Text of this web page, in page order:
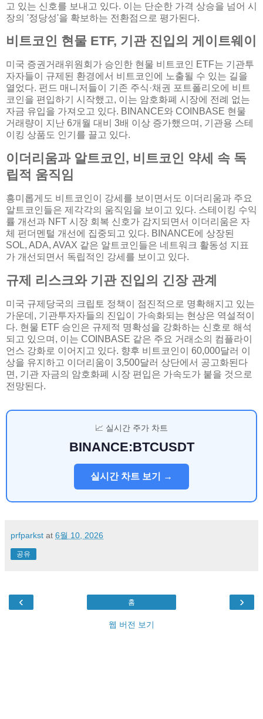
고 있는 신호를 보내고 있다. 이는 단순한 가격 상승을 넘어 시
장의 '정당성'을 확보하는 전환점으로 평가된다.
비트코인 현물 ETF, 기관 진입의 게이트웨이
미국 증권거래위원회가 승인한 현물 비트코인 ETF는 기관투
자자들이 규제된 환경에서 비트코인에 노출될 수 있는 길을
열었다. 펀드 매니저들이 기존 주식·채권 포트폴리오에 비트
코인을 편입하기 시작했고, 이는 암호화폐 시장에 전례 없는
자금 유입을 가져오고 있다. BINANCE와 COINBASE 현물
거래량이 지난 6개월 대비 3배 이상 증가했으며, 기관용 스테
이킹 상품도 인기를 끌고 있다.
이더리움과 알트코인, 비트코인 약세 속 독
립적 움직임
흥미롭게도 비트코인이 강세를 보이면서도 이더리움과 주요
알트코인들은 제각각의 움직임을 보이고 있다. 스테이킹 수익
률 개선과 NFT 시장 회복 신호가 감지되면서 이더리움은 자
체 펀더멘털 개선에 집중되고 있다. BINANCE에 상장된
SOL, ADA, AVAX 같은 알트코인들은 네트워크 활동성 지표
가 개선되면서 독립적인 강세를 보이고 있다.
규제 리스크와 기관 진입의 긴장 관계
미국 규제당국의 크립토 정책이 점진적으로 명확해지고 있는
가운데, 기관투자자들의 진입이 가속화되는 현상은 역설적이
다. 현물 ETF 승인은 규제적 명확성을 강화하는 신호로 해석
되고 있으며, 이는 COINBASE 같은 주요 거래소의 컴플라이
언스 강화로 이어지고 있다. 향후 비트코인이 60,000달러 이
상을 유지하고 이더리움이 3,500달러 상단에서 공고화된다
면, 기관 자금의 암호화폐 시장 편입은 가속도가 붙을 것으로
전망된다.
📈 실시간 주가 차트
BINANCE:BTCUSDT
실시간 차트 보기 →
prfparkst at 6월 10, 2026
공유
‹ ›
홈
웹 버전 보기